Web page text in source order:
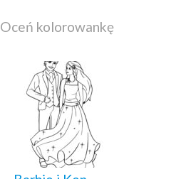
Oceń kolorowankę